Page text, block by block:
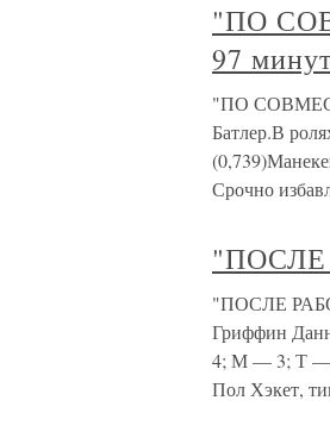
"ПО
97
"ПО
Батлер.В
Срочно
"ПОСЛЕ
"ПОСЛЕ
Гриффин
4; М — 3; Т —
Пол Хэкет,